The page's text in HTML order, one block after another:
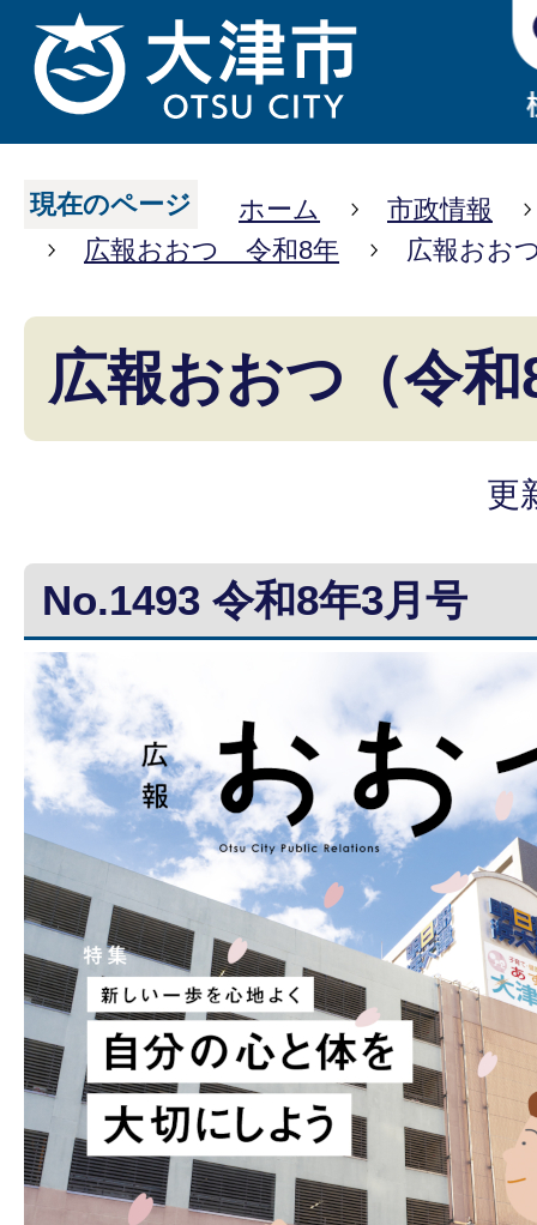
現在のページ ホーム
市政情報
広報おおつ 令和8年
広報おお
広報おおつ（令
更
No.1493 令和8年3月号